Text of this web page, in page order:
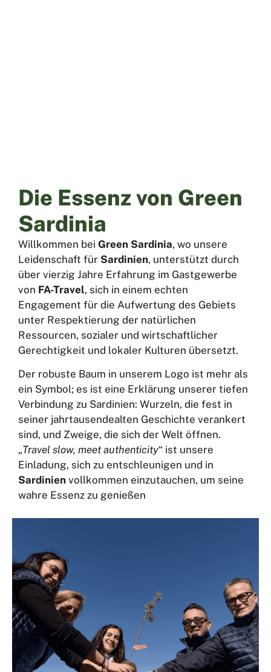
Die Essenz von Green
Sardinia
Willkommen bei Green Sardinia, wo unsere
Leidenschaft für Sardinien, unterstützt durch
über vierzig Jahre Erfahrung im Gastgewerbe
von FA-Travel, sich in einem echten
Engagement für die Aufwertung des Gebiets
unter Respektierung der natürlichen
Ressourcen, sozialer und wirtschaftlicher
Gerechtigkeit und lokaler Kulturen übersetzt.
Der robuste Baum in unserem Logo ist mehr als
ein Symbol; es ist eine Erklärung unserer tiefen
Verbindung zu Sardinien: Wurzeln, die fest in
seiner jahrtausendealten Geschichte verankert
sind, und Zweige, die sich der Welt öffnen.
„Travel slow, meet authenticity“ ist unsere
Einladung, sich zu entschleunigen und in
Sardinien vollkommen einzutauchen, um seine
wahre Essenz zu genießen